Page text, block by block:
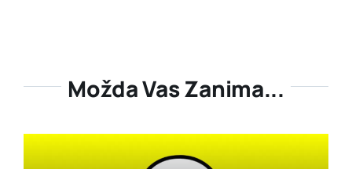
Možda Vas Zanima...